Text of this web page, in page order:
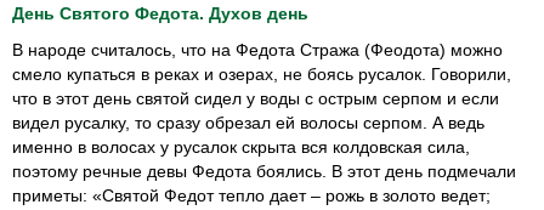
День Святого Федота. Духов день
В народе считалось, что на Федота Стража (Феодота) можно
смело купаться в реках и озерах, не боясь русалок. Говорили,
что в этот день святой сидел у воды с острым серпом и если
видел русалку, то сразу обрезал ей волосы серпом. А ведь
именно в волосах у русалок скрыта вся колдовская сила,
поэтому речные девы Федота боялись. В этот день подмечали
приметы: «Святой Федот тепло дает – рожь в золото ведет;